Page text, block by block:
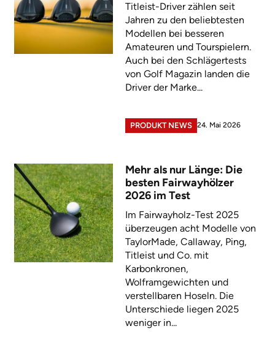
Titleist-Driver zählen seit
Jahren zu den beliebtesten
Modellen bei besseren
Amateuren und Tourspielern.
Auch bei den Schlägertests
von Golf Magazin landen die
Driver der Marke...
PRODUKT NEWS 24. Mai 2026
Mehr als nur Länge: Die
besten Fairwayhölzer
2026 im Test
Im Fairwayholz-Test 2025
überzeugen acht Modelle von
TaylorMade, Callaway, Ping,
Titleist und Co. mit
Karbonkronen,
Wolframgewichten und
verstellbaren Hoseln. Die
Unterschiede liegen 2025
weniger in...